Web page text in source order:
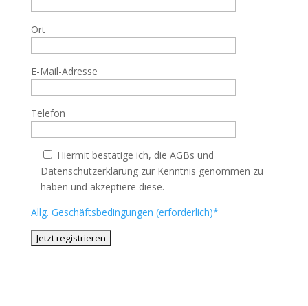
Ort
E-Mail-Adresse
Telefon
Hiermit bestätige ich, die AGBs und
Datenschutzerklärung zur Kenntnis genommen zu
haben und akzeptiere diese.
Allg. Geschäftsbedingungen (erforderlich)*